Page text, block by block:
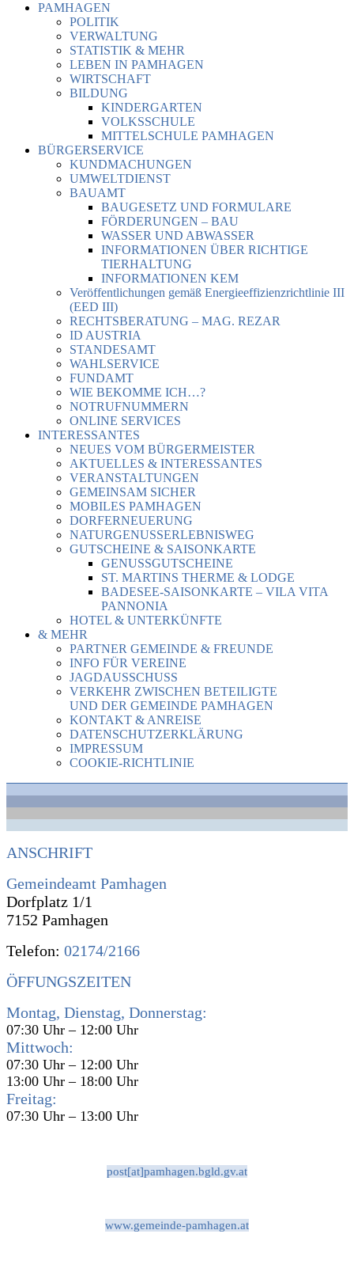
PAMHAGEN
POLITIK
VERWALTUNG
STATISTIK & MEHR
LEBEN IN PAMHAGEN
WIRTSCHAFT
BILDUNG
KINDERGARTEN
VOLKSSCHULE
MITTELSCHULE PAMHAGEN
BÜRGERSERVICE
KUNDMACHUNGEN
UMWELTDIENST
BAUAMT
BAUGESETZ UND FORMULARE
FÖRDERUNGEN – BAU
WASSER UND ABWASSER
INFORMATIONEN ÜBER RICHTIGE
TIERHALTUNG
INFORMATIONEN KEM
Veröffentlichungen gemäß Energieeffizienzrichtlinie III
(EED III)
RECHTSBERATUNG – MAG. REZAR
ID AUSTRIA
STANDESAMT
WAHLSERVICE
FUNDAMT
WIE BEKOMME ICH…?
NOTRUFNUMMERN
ONLINE SERVICES
INTERESSANTES
NEUES VOM BÜRGERMEISTER
AKTUELLES & INTERESSANTES
VERANSTALTUNGEN
GEMEINSAM SICHER
MOBILES PAMHAGEN
DORFERNEUERUNG
NATURGENUSSERLEBNISWEG
GUTSCHEINE & SAISONKARTE
GENUSSGUTSCHEINE
ST. MARTINS THERME & LODGE
BADESEE-SAISONKARTE – VILA VITA
PANNONIA
HOTEL & UNTERKÜNFTE
& MEHR
PARTNER GEMEINDE & FREUNDE
INFO FÜR VEREINE
JAGDAUSSCHUSS
VERKEHR ZWISCHEN BETEILIGTE
UND DER GEMEINDE PAMHAGEN
KONTAKT & ANREISE
DATENSCHUTZERKLÄRUNG
IMPRESSUM
COOKIE-RICHTLINIE
ANSCHRIFT
Gemeindeamt Pamhagen
Dorfplatz 1/1
7152 Pamhagen
Telefon: 02174/2166
ÖFFUNGSZEITEN
Montag, Dienstag, Donnerstag:
07:30 Uhr – 12:00 Uhr
Mittwoch:
07:30 Uhr – 12:00 Uhr
13:00 Uhr – 18:00 Uhr
Freitag:
07:30 Uhr – 13:00 Uhr
post[at]pamhagen.bgld.gv.at
www.gemeinde-pamhagen.at